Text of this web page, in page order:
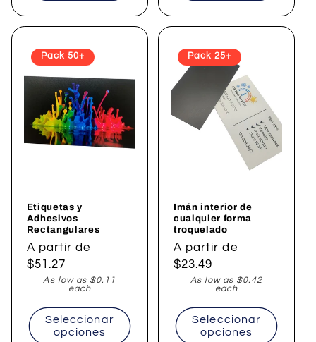
Pack 50+
Etiquetas y
Adhesivos
Rectangulares
Precio
habitual
A partir de
$51.27
As low as $0.11
each
Seleccionar
opciones
Pack 25+
Imán interior de
cualquier forma
troquelado
Precio
habitual
A partir de
$23.49
As low as $0.42
each
Seleccionar
opciones